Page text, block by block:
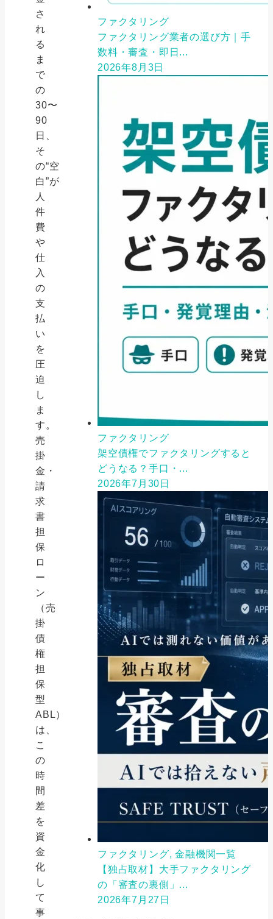
さ
れ
る
ま
で
の
30〜
90
日、
そ
の“空
白”が
人
件
費
や
仕
入
の
支
払
い
を
圧
迫
し
ま
す。
売
掛
金・
請
求
書
担
保
ロ
ー
ン
（売
掛
債
権
担
保
型
ABL）
は、
こ
の
時
間
差
を
資
金
化
し
て
事
ファクタリング
ファクタリング業者の選び方｜手
数料・審査・即日...
2026年8月3日
ファクタリング
架空債権でファクタリングすると
どうなる？手口・...
2026年7月30日
ファクタリング, 金融機関一覧
【独占取材】大手ファクタリング
の「審査の裏側」...
2026年7月27日